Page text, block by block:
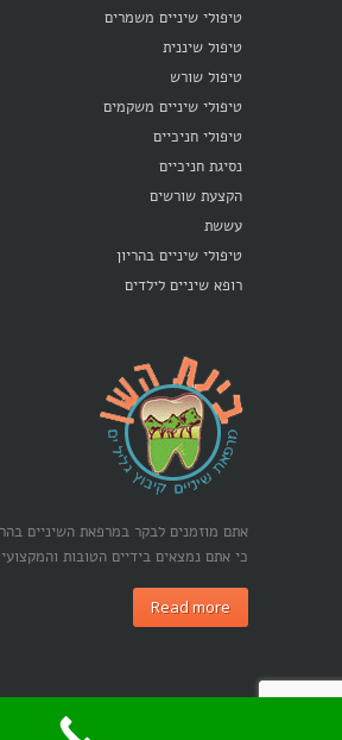
טיפולי שיניים משמרים
טיפול שיננית
טיפול שורש
טיפולי שיניים משקמים
טיפולי חניכיים
נסיגת חניכיים
הקצעת שורשים
עששת
טיפולי שיניים בהריון
רופא שיניים לילדים
אתם מוזמנים לבקר במרפאת השיניים
כי אתם נמצאים בידיים הטובות
Read more
כל הזכויות שמורות לבינת השן © 2015 |